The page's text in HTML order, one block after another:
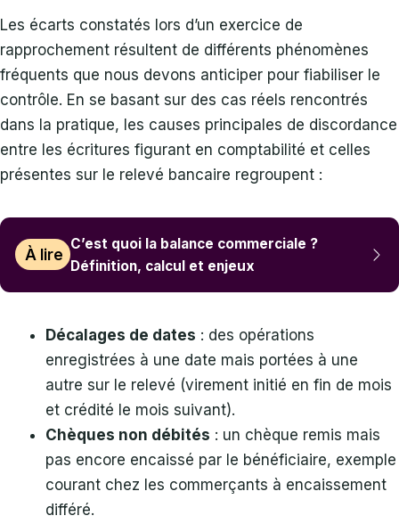
Les écarts constatés lors d’un exercice de
rapprochement résultent de différents phénomènes
fréquents que nous devons anticiper pour fiabiliser le
contrôle. En se basant sur des cas réels rencontrés
dans la pratique, les causes principales de discordance
entre les écritures figurant en comptabilité et celles
présentes sur le relevé bancaire regroupent :
À lire
C’est quoi la balance commerciale ?
Définition, calcul et enjeux
Décalages de dates : des opérations
enregistrées à une date mais portées à une
autre sur le relevé (virement initié en fin de mois
et crédité le mois suivant).
Chèques non débités : un chèque remis mais
pas encore encaissé par le bénéficiaire, exemple
courant chez les commerçants à encaissement
différé.